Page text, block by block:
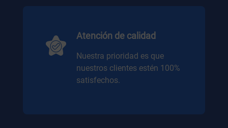
Atención de calidad
Nuestra prioridad es que
nuestros clientes estén 100%
satisfechos.